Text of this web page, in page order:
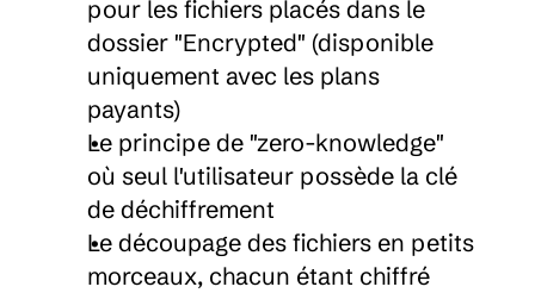
pour les fichiers placés dans le
dossier "Encrypted" (disponible
uniquement avec les plans
payants)
Le principe de "zero-knowledge"
où seul l'utilisateur possède la clé
de déchiffrement
Le découpage des fichiers en petits
morceaux, chacun étant chiffré